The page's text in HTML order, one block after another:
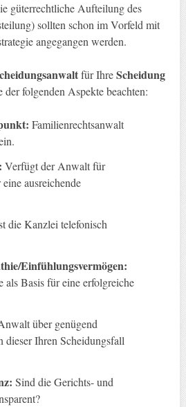
güterrechtliche Aufteilung des
sollten schon im Vorfeld mit
angegangen werden.
für IhreScheidung
folgenden Aspekte beachten:
Familienrechtsanwalt
Verfügt der Anwalt für
ausreichende
die Kanzlei telefonisch
Einfühlungsvermögen:
als Basis für eine erfolgreiche
über genügend
dieser Ihren Scheidungsfall
Sind die Gerichts- und